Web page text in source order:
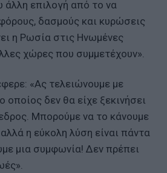
επιλογή από το να
δασμούς και κυρώσεις
η Ρωσία στις Ηνωμένες
χώρες που συμμετέχουν».
«Ας τελειώνουμε με
οποίος δεν θα είχε ξεκινήσει
Μπορούμε να το κάνουμε
η εύκολη λύση είναι πάντα
μια συμφωνία! Δεν πρέπει